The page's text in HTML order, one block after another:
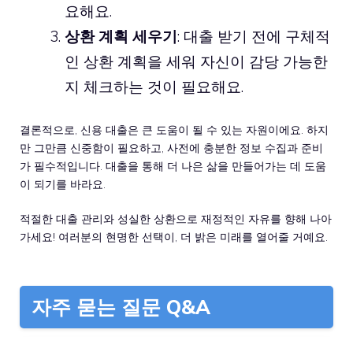
요해요.
상환 계획 세우기: 대출 받기 전에 구체적
인 상환 계획을 세워 자신이 감당 가능한
지 체크하는 것이 필요해요.
결론적으로, 신용 대출은 큰 도움이 될 수 있는 자원이에요. 하지
만 그만큼 신중함이 필요하고, 사전에 충분한 정보 수집과 준비
가 필수적입니다. 대출을 통해 더 나은 삶을 만들어가는 데 도움
이 되기를 바라요.
적절한 대출 관리와 성실한 상환으로 재정적인 자유를 향해 나아
가세요! 여러분의 현명한 선택이, 더 밝은 미래를 열어줄 거예요.
자주 묻는 질문 Q&A